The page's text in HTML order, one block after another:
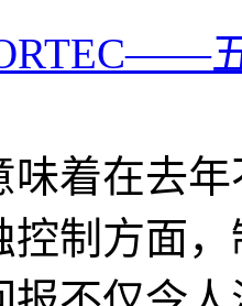
味着在去
控制方面